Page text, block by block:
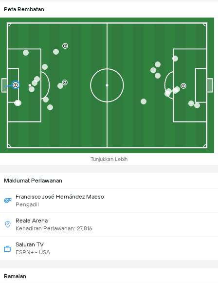
Peta Rembatan
Tunjukkan Lebih
Maklumat Perlawanan
Francisco José Hernández Maeso
Pengadil
Reale Arena
Kehadiran Perlawanan: 27,816
Saluran TV
ESPN+ - USA
Ramalan